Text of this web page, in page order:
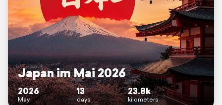
Japan im Mai 2026
2026
May
13
days
23.8k
kilometers